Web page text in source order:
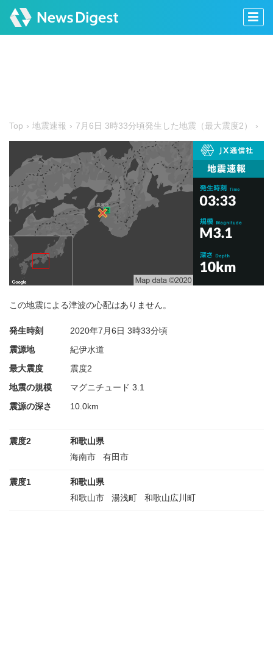
Top 地震速報 7月6日 3時33分頃発生した地震（最大震度2）
この地震による津波の心配はありません。
発生時刻 2020年7月6日 3時33分頃
震源地
紀伊水道
最大震度
震度2
地震の規模
マグニチュード 3.1
震源の深さ
10.0km
震度2
和歌山県
海南市
有田市
震度1
和歌山県
和歌山市
湯浅町 和歌山広川町